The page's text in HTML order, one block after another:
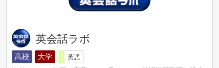
英会話ラボ
高校 大学
英語